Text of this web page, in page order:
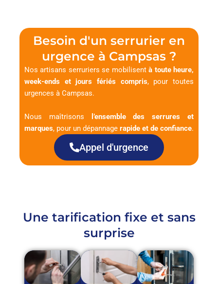
Besoin d'un serrurier en
urgence à Campsas ?
Nos artisans serruriers se mobilisentà toute heure,
week-ends et jours fériés compris, pour toutes
urgences à Campsas.
Nous maîtrisons
l’ensemble des serrures et
marques, pour un dépannage rapide et de confiance.
Appel d'urgence
Une tarification fixe et sans
surprise